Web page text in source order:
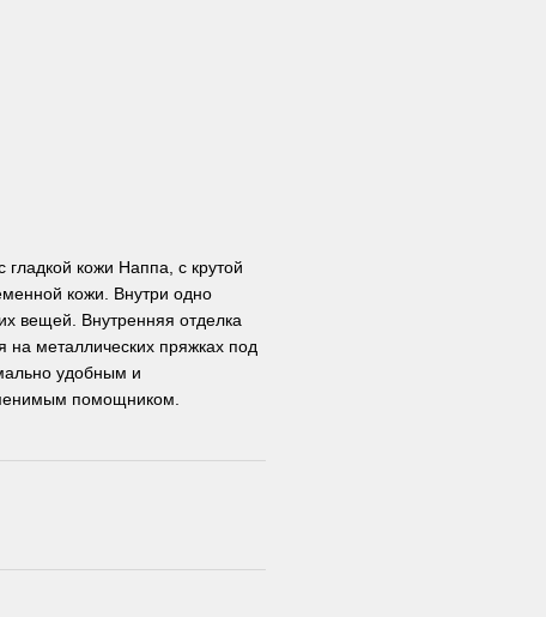
кожи Наппа, с крутой
кожи. Внутри одно
вещей. Внутренняя отделка
на металлических пряжках под
удобным и
помощником.